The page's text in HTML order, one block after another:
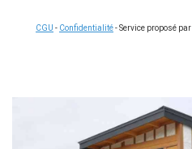
CGU - Confidentialité- Service proposé par